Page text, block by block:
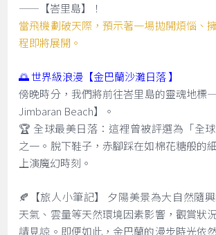
——【峇里島】！
當飛機劃破天際，預示著一場拋開煩惱、
程即將展開。
🌅 世界級浪漫【金巴蘭沙灘日落 】
傍晚時分，我們將前往峇里島的靈魂地
Jimbaran Beach】。
🏆 全球最美日落：這裡曾被評選為「全球
之一。脫下鞋子，赤腳踩在如棉花糖般的
上演魔幻時刻。
🍂【旅人小筆記】 夕陽美景為大自然隨
天氣、雲量等天然環境因素影響，觀賞狀
請見諒。即便如此，金巴蘭的漫步時光依